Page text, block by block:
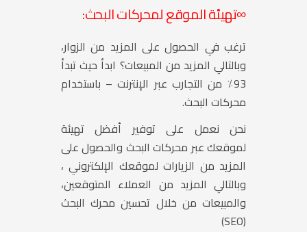
∞تهيئة الموقع لمحركات البحث:
ترغب في الحصول على المزيد من الزوار،
وبالتالي المزيد من المبيعات؟ ابدأ حيث تبدأ
93٪ من التجارب عبر الإنترنت – باستخدام
محركات البحث.
نحن نعمل على توفير أفضل تهيئة
لموقعك عبر محركات البحث والحصول على
المزيد من الزيارات لموقعك الإلكتروني ،
وبالتالي المزيد من العملاء المتوقعين،
والمبيعات من خلال تحسين محرك البحث
(SEO)